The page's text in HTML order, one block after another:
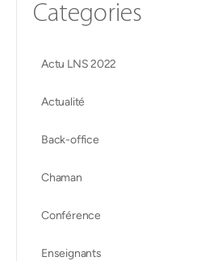
Categories
Actu LNS 2022
Actualité
Back-office
Chaman
Conférence
Enseignants